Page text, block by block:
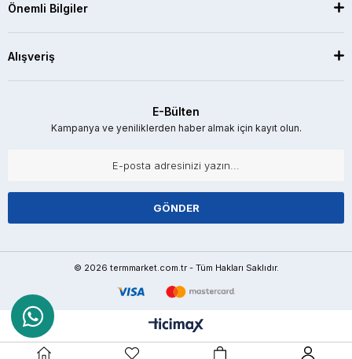
Önemli Bilgiler
Alışveriş
E-Bülten
Kampanya ve yeniliklerden haber almak için kayıt olun.
GÖNDER
© 2026 termmarket.com.tr - Tüm Hakları Saklıdır.